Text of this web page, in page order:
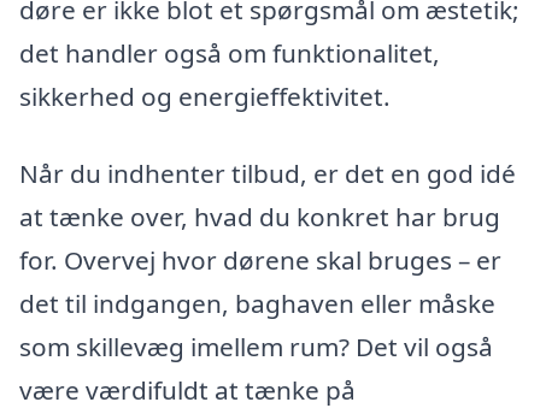
døre er ikke blot et spørgsmål om æstetik;
det handler også om funktionalitet,
sikkerhed og energieffektivitet.
Når du indhenter tilbud, er det en god idé
at tænke over, hvad du konkret har brug
for. Overvej hvor dørene skal bruges – er
det til indgangen, baghaven eller måske
som skillevæg imellem rum? Det vil også
være værdifuldt at tænke på